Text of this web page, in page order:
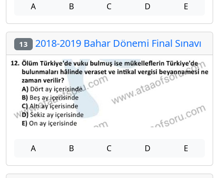
A B C D E
13 2018-2019 Bahar Dönemi Final Sınavı
A B C D E